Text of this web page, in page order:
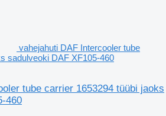
vahejahuti DAF Intercooler tube
sadulveoki DAF XF105-460
tube carrier 1653294 tüübi jaoks
460